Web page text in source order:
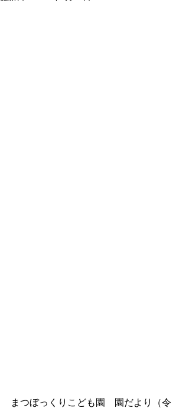
まつぼっくりこども園　園だより（令